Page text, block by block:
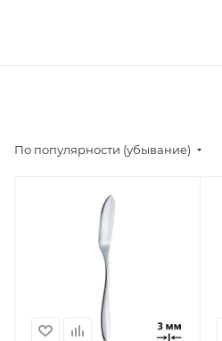
По популярности (убывание)